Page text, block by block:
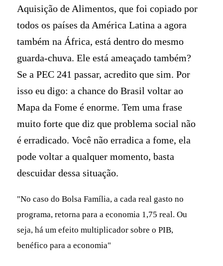
Aquisição de Alimentos, que foi copiado por
todos os países da América Latina a agora
também na África, está dentro do mesmo
guarda-chuva. Ele está ameaçado também?
Se a PEC 241 passar, acredito que sim. Por
isso eu digo: a chance do Brasil voltar ao
Mapa da Fome é enorme. Tem uma frase
muito forte que diz que problema social não
é erradicado. Você não erradica a fome, ela
pode voltar a qualquer momento, basta
descuidar dessa situação.
"No caso do Bolsa Família, a cada real gasto no
programa, retorna para a economia 1,75 real. Ou
seja, há um efeito multiplicador sobre o PIB,
benéfico para a economia"